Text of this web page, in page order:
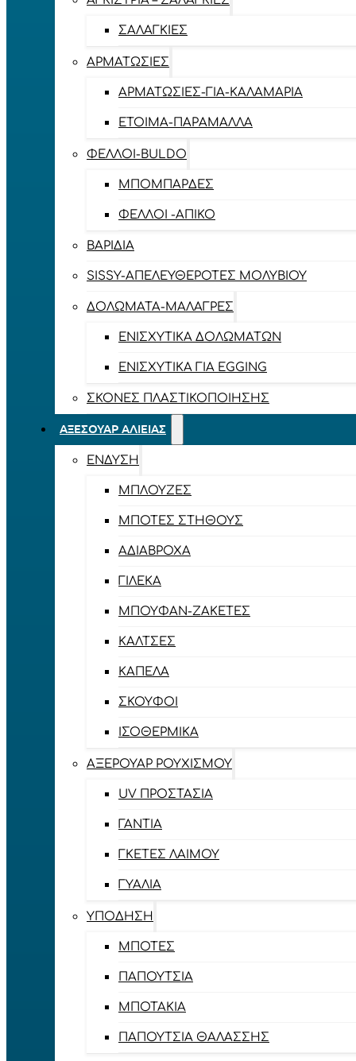
ΣΑΛΑΓΚΙΈΣ
ΑΡΜΑΤΩΣΙΈΣ
ΑΡΜΑΤΩΣΙΈΣ-ΓΙΑ-ΚΑΛΑΜΆΡΙΑ
ΈΤΟΙΜΑ-ΠΑΡΆΜΑΛΛΑ
ΦΕΛΛΟΊ-BULDO
ΜΠΟΜΠΆΡΔΕΣ
ΦΕΛΛΟΊ -ΑΠΊΚΟ
ΒΑΡΊΔΙΑ
SISSY-ΑΠΕΛΕΥΘΕΡΟΤΈΣ ΜΟΛΥΒΙΟΎ
ΔΟΛΏΜΑΤΑ-ΜΑΛΆΓΡΕΣ
ΕΝΙΣΧΥΤΙΚΆ ΔΟΛΩΜΆΤΩΝ
ΕΝΙΣΧΥΤΙΚΆ ΓΙΑ EGGING
ΣΚΌΝΕΣ ΠΛΑΣΤΙΚΟΠΟΊΗΣΗΣ
ΑΞΕΣΟΥΆΡ ΑΛΙΕΊΑΣ
ΈΝΔΥΣΗ
ΜΠΛΟΎΖΕΣ
ΜΠΌΤΕΣ ΣΤΉΘΟΥΣ
ΑΔΙΆΒΡΟΧΑ
ΓΙΛΈΚΑ
ΜΠΟΥΦΆΝ-ΖΑΚΈΤΕΣ
ΚΆΛΤΣΕΣ
ΚΑΠΈΛΑ
ΣΚΟΎΦΟΙ
ΙΣΟΘΕΡΜΙΚΆ
ΑΞΕΡΟΥΆΡ ΡΟΥΧΙΣΜΟΎ
UV ΠΡΟΣΤΑΣΊΑ
ΓΆΝΤΙΑ
ΓΚΈΤΕΣ ΛΑΊΜΟΥ
ΓΥΑΛΙΆ
ΥΠΌΔΗΣΗ
ΜΠΌΤΕΣ
ΠΑΠΟΎΤΣΙΑ
ΜΠΟΤΆΚΙΑ
ΠΑΠΟΎΤΣΙΑ ΘΑΛΆΣΣΗΣ